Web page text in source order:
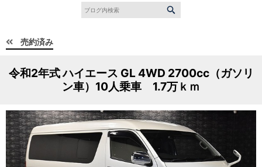
売約済み
令和2年式 ハイエース GL 4WD 2700cc（ガソリ
ン車）10人乗車 1.7万ｋｍ